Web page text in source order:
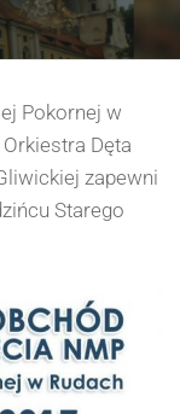
Pokornej w
Dęta
zapewni
Starego